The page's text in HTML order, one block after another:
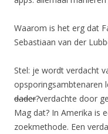
Waarom is het erg dat
Sebastiaan van der
Stel: je wordt verdacht
opsporingsambtenaren
dader?verdachte door
Mag dat? In Amerika is
zoekmethode. Een